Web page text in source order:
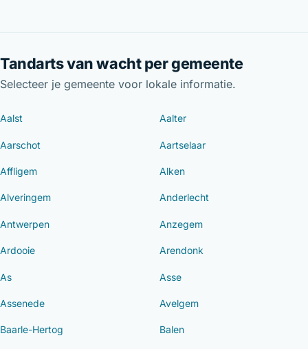
Tandarts van wacht per gemeente
Selecteer je gemeente voor lokale informatie.
Aalst Aalter
Aarschot Aartselaar
Affligem Alken
Alveringem Anderlecht
Antwerpen Anzegem
Ardooie Arendonk
As Asse
Assenede Avelgem
Baarle-Hertog Balen